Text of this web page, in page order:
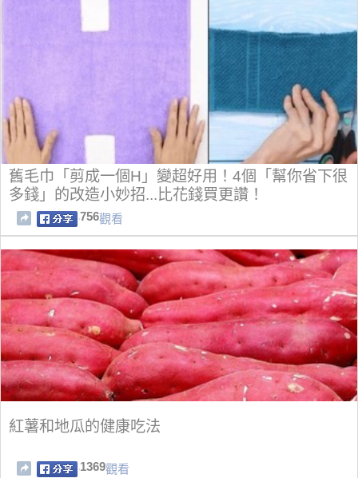
舊毛巾「剪成一個H」變超好用！4個「幫你省下很
多錢」的改造小妙招...比花錢買更讚！
756觀看
紅薯和地瓜的健康吃法
1369觀看